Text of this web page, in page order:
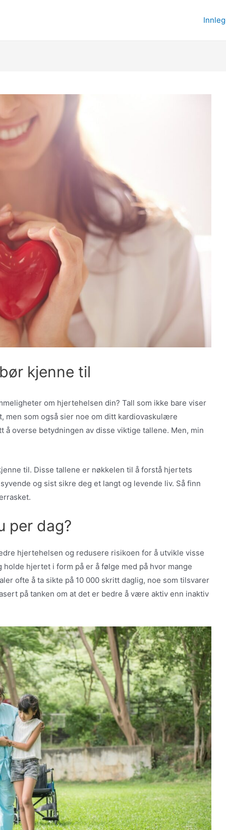
kjenne til
om hjertehelsen din? Tall som ikke bare viser
men som også sier noe om ditt kardiovaskulære
overse betydningen av disse viktige tallene. Men, min
til. Disse tallene er nøkkelen til å forstå hjertets
og sist sikre deg et langt og levende liv. Så finn
per dag?
hjertehelsen og redusere risikoen for å utvikle visse
hjertet i form på er å følge med på hvor mange
ofte å ta sikte på 10 000 skritt daglig, noe som tilsvarer
på tanken om at det er bedre å være aktiv enn inaktiv